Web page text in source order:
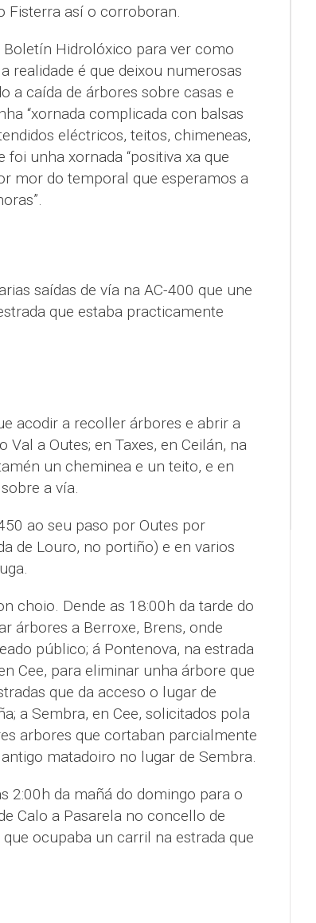
Fisterra así o corroboran.
Hidrolóxico para ver como
realidade é que deixou numerosas
a caída de árbores sobre casas e
“xornada complicada con balsas
eléctricos, teitos, chimeneas,
foi unha xornada “positiva xa que
mor do temporal que esperamos a
saídas de vía na AC-400 que une
que estaba practicamente
acodir a recoller árbores e abrir a
a Outes; en Taxes, en Ceilán, na
un cheminea e un teito, e en
a vía.
ao seu paso por Outes por
de Louro, no portiño) e en varios
choio. Dende as 18:00h da tarde do
árbores a Berroxe, Brens, onde
público; á Pontenova, na estrada
Cee, para eliminar unha árbore que
que da acceso o lugar de
a Sembra, en Cee, solicitados pola
arbores que cortaban parcialmente
matadoiro no lugar de Sembra.
2:00h da mañá do domingo para o
Calo a Pasarela no concello de
ocupaba un carril na estrada que